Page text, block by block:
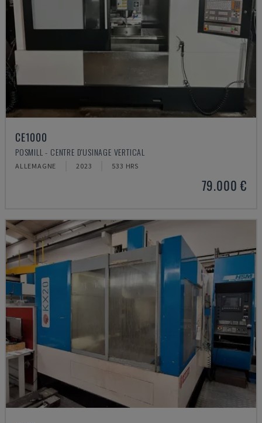
CE1000
POSMILL - CENTRE D'USINAGE VERTICAL
ALLEMAGNE 2023 533 HRS
79.000 €